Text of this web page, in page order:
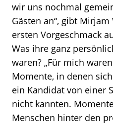
wir uns nochmal
Gästen an“, gibt
ersten Vorgeschmack
Was ihre ganz
waren? „Für mich
Momente, in denen
ein Kandidat von einer
nicht kannten.
Menschen hinter den